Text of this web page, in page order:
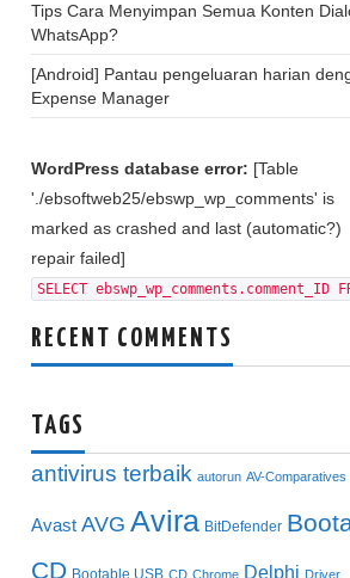
Tips Cara Menyimpan Semua Konten
WhatsApp?
[Android] Pantau pengeluaran harian
Expense Manager
WordPress database error: [Table
'./ebsoftweb25/ebswp_wp_comments' is
marked as crashed and last (automatic?)
repair failed]
SELECT
RECENT COMMENTS
TAGS
antivirus terbaik autorun AV-Comparatives
Avast AVG Avira BitDefender
CD Bootable USB CD Chrome Delphi Driver